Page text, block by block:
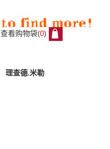
查看购物袋(0)
理查德.米勒